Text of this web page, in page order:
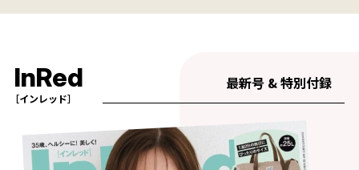
InRed
［インレッド］
最新号 & 特別付録